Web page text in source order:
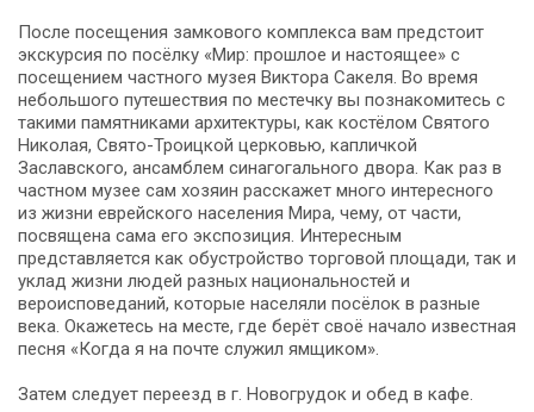
После посещения замкового комплекса вам предстоит
экскурсия по посёлку «Мир: прошлое и настоящее» с
посещением частного музея Виктора Сакеля. Во время
небольшого путешествия по местечку вы познакомитесь с
такими памятниками архитектуры, как костёлом Святого
Николая, Свято-Троицкой церковью, капличкой
Заславского, ансамблем синагогального двора. Как раз в
частном музее сам хозяин расскажет много интересного
из жизни еврейского населения Мира, чему, от части,
посвящена сама его экспозиция. Интересным
представляется как обустройство торговой площади, так и
уклад жизни людей разных национальностей и
вероисповеданий, которые населяли посёлок в разные
века. Окажетесь на месте, где берёт своё начало известная
песня «Когда я на почте служил ямщиком».
Затем следует переезд в г. Новогрудок и обед в кафе.